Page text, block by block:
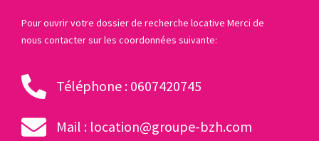
Pour ouvrir votre dossier de recherche locative Merci de
nous contacter sur les coordonnées suivante:
Téléphone : 0607420745
Mail : location@groupe-bzh.com